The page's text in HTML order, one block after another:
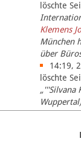
löschte
Klemens
München
über
14:19,
löschte
„'''Silvana